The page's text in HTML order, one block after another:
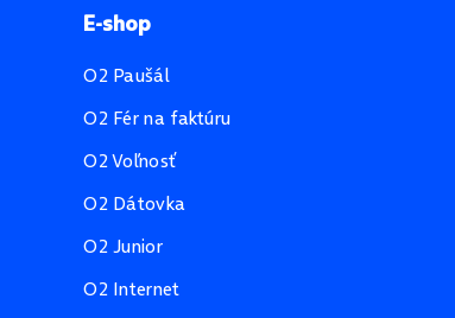
E-shop
O2 Paušál
O2 Fér na faktúru
O2 Voľnosť
O2 Dátovka
O2 Junior
O2 Internet